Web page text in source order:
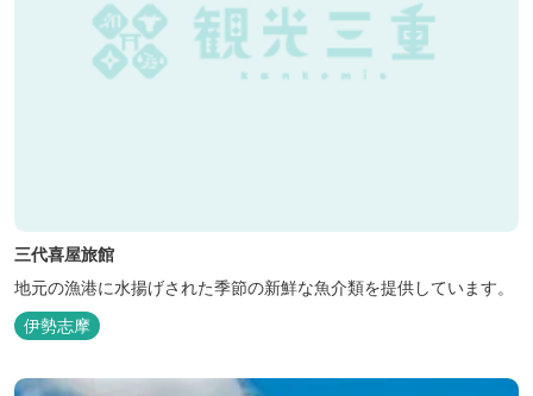
三代喜屋旅館
地元の漁港に水揚げされた季節の新鮮な魚介類を提供しています。
伊勢志摩